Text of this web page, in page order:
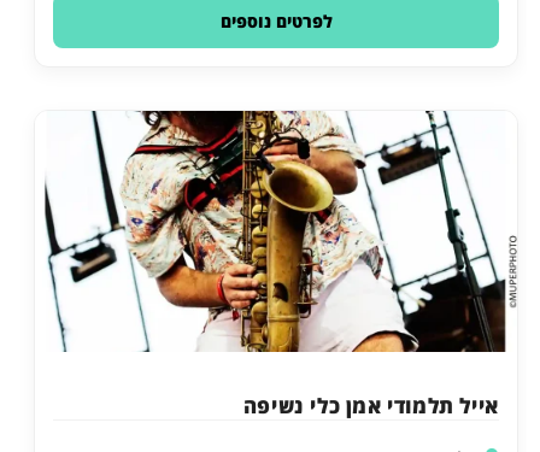
לפרטים נוספים
אייל תלמודי אמן כלי נשיפה